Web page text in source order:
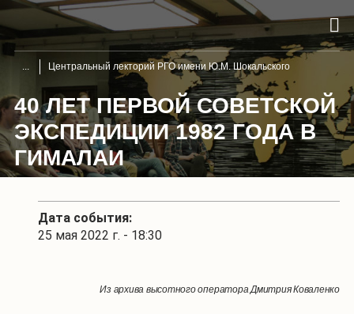
Центральный лекторий РГО имени Ю.М. Шокальского
40 ЛЕТ ПЕРВОЙ СОВЕТСКОЙ
ЭКСПЕДИЦИИ 1982 ГОДА В
ГИМАЛАИ
Дата события:
25 мая 2022 г. - 18:30
Из архива высотного оператора Дмитрия Коваленко